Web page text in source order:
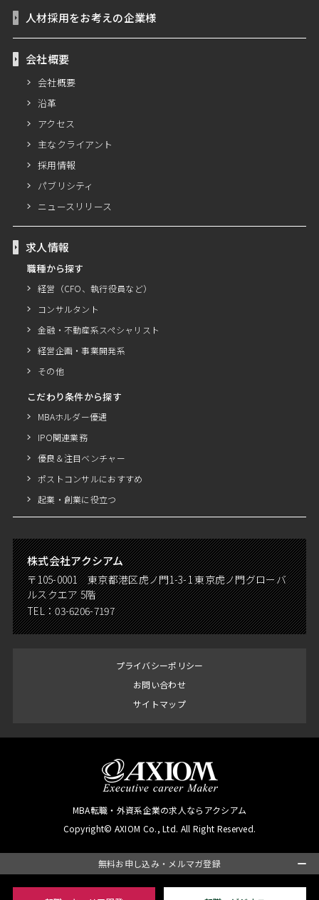
無料お申し込み・メルマガ登録
人材採用をお考えの企業様
会社概要
会社概要
沿革
アクセス
主なクライアント
採用情報
パブリシティ
ニュースリリース
求人情報
職種から探す
経営（CFO、執行役員など）
コンサルタント
金融・不動産系スペシャリスト
経営企画・事業開発系
その他
こだわり条件から探す
MBAホルダー優遇
IPO関連業務
優良＆注目ベンチャー
ポストコンサルにおすすめ
起業・創業に役立つ
株式会社アクシアム
〒105-0001 東京都港区虎ノ門1-3-1 東京虎ノ門グローバ
ルスクエア 5階
TEL：03-6206-7197
プライバシーポリシー
お問い合わせ
サイトマップ
MBA転職・外資系企業の求人ならアクシアム
Copyright© AXIOM Co., Ltd. All Right Reserved.